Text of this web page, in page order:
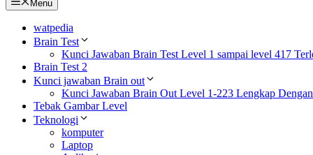
Menu
watpedia
Brain Test
Kunci Jawaban Brain Test Level 1 sampai level 417
Brain Test 2
Kunci jawaban Brain out
Kunci Jawaban Brain Out Level 1-223 Lengkap
Tebak Gambar Level
Teknologi
komputer
Laptop